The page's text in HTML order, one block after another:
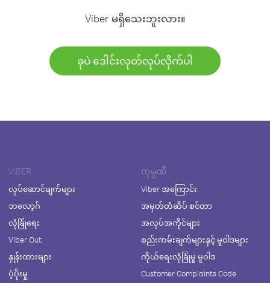
Viber မရှိသေးဘူးလား။
ခုပဲ ဒေါင်းလုတ်လုပ်လိုက်ပါ
VIBER
လုပ်ဆောင်ချက်များ
ဘလော့ဂ်
လုံခြုံရေး
Viber Out
နှုန်းထားများ
ပံ့ပိုးမှု
ကုမ္ပဏီ
Viber အကြောင်း
အမှတ်တံဆိပ် စင်တာ
အလုပ်အကိုင်များ
စည်းကမ်းချက်များနှင့် မူဝါဒများ
ကိုယ်ရေးလုံခြုံမှု မူဝါဒ
Customer Complaints Code